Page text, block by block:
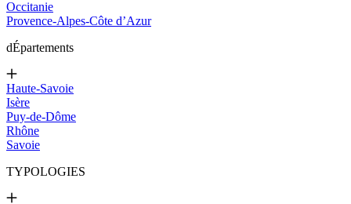
Occitanie
Provence-Alpes-Côte d’Azur
dÉpartements
Haute-Savoie
Isère
Puy-de-Dôme
Rhône
Savoie
TYPOLOGIES